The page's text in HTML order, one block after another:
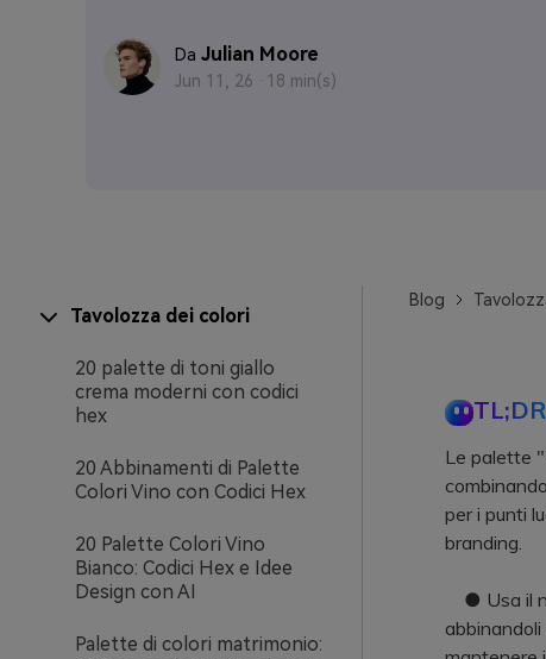
Da Julian Moore
Jun 11, 26 · 18 min(s)
Tavolozza dei colori
20 palette di toni giallo
crema moderni con codici
hex
20 Abbinamenti di Palette
Colori Vino con Codici Hex
20 Palette Colori Vino
Bianco: Codici Hex e Idee
Design con AI
Palette di colori matrimonio:
Blog
Le palette
per i punti
branding.
● Usa il